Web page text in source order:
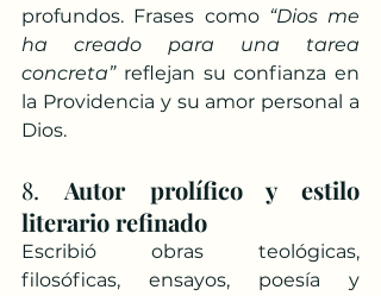
profundos. Frases como “Dios me
ha creado para una tarea
concreta” reflejan su confianza en
la Providencia y su amor personal a
Dios.
8. Autor prolífico y estilo
literario refinado
Escribió obras teológicas,
filosóficas, ensayos, poesía y